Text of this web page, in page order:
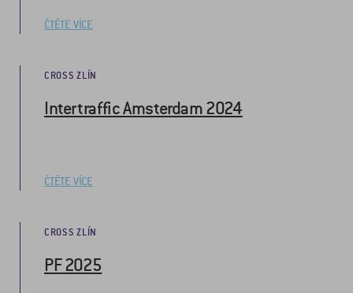
ČTĚTE VÍCE
CROSS ZLÍN
Intertraffic Amsterdam 2024
ČTĚTE VÍCE
CROSS ZLÍN
PF 2025